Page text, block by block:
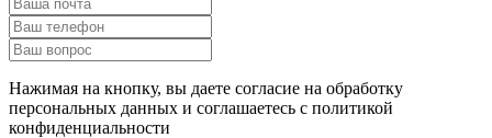
Нажимая на кнопку, вы даете согласие на обработку
персональных данных и соглашаетесь c политикой
конфиденциальности